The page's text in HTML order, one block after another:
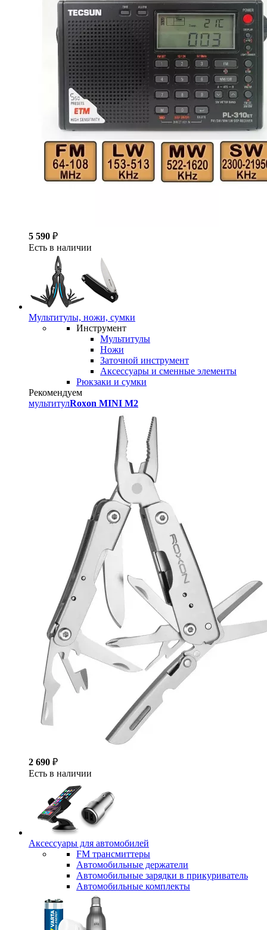
5 590 ₽
Есть в наличии
Мультитулы, ножи, сумки
Инструмент
Мультитулы
Ножи
Заточной инструмент
Аксессуары и сменные элементы
Рюкзаки и сумки
Рекомендуем
мультитулRoxon MINI M2
2 690 ₽
Есть в наличии
Аксессуары для автомобилей
FM трансмиттеры
Автомобильные держатели
Автомобильные зарядки в прикуриватель
Автомобильные комплекты